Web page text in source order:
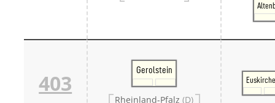
Weitere
403
Gerolstein
Rheinland-Pfalz (D)